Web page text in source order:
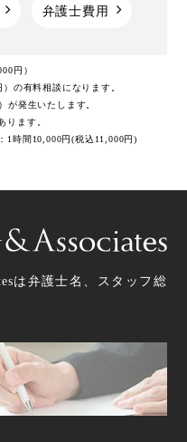
弁護士費用
円）
の有料相談になります。
が発生いたします。
ります。
1時間10,000円(税込11,000円)
は弁護士名、スタッフ 総